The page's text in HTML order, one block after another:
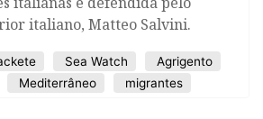
italiano, Matteo Salvini.
Sea Watch
Agrigento
Mediterrâneo migrantes